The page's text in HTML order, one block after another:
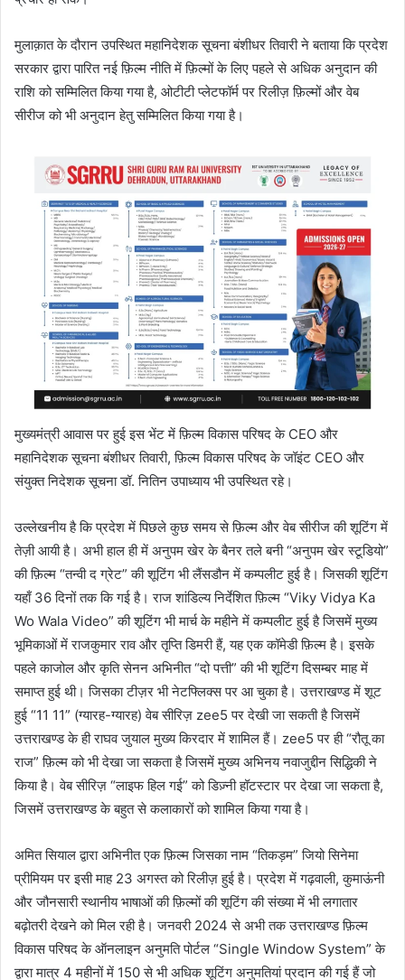
मुलाक़ात के दौरान उपस्थित महानिदेशक सूचना बंशीधर तिवारी ने बताया कि प्रदेश
सरकार द्वारा पारित नई फ़िल्म नीति में फ़िल्मों के लिए पहले से अधिक अनुदान की
राशि को सम्मिलित किया गया है, ओटीटी प्लेटफॉर्म पर रिलीज़ फ़िल्मों और वेब
सीरीज को भी अनुदान हेतु सम्मिलित किया गया है।
मुख्यमंत्री आवास पर हुई इस भेंट में फ़िल्म विकास परिषद के CEO और
महानिदेशक सूचना बंशीधर तिवारी, फ़िल्म विकास परिषद के जॉइंट CEO और
संयुक्त निदेशक सूचना डॉ. नितिन उपाध्याय भी उपस्थित रहे।
उल्लेखनीय है कि प्रदेश में पिछले कुछ समय से फ़िल्म और वेब सीरीज की शूटिंग में
तेज़ी आयी है। अभी हाल ही में अनुपम खेर के बैनर तले बनी “अनुपम खेर स्टूडियो”
की फ़िल्म “तन्वी द ग्रेट” की शूटिंग भी लैंसडौन में कम्पलीट हुई है। जिसकी शूटिंग
यहाँ 36 दिनों तक कि गई है। राज शांडिल्य निर्देशित फ़िल्म “Viky Vidya Ka
Wo Wala Video” की शूटिंग भी मार्च के महीने में कम्पलीट हुई है जिसमें मुख्य
भूमिकाओं में राजकुमार राव और तृप्ति डिमरी हैं, यह एक कॉमेडी फ़िल्म है। इसके
पहले काजोल और कृति सेनन अभिनीत “दो पत्ती” की भी शूटिंग दिसम्बर माह में
समाप्त हुई थी। जिसका टीज़र भी नेटफ्लिक्स पर आ चुका है। उत्तराखण्ड में शूट
हुई “11 11” (ग्यारह-ग्यारह) वेब सीरिज़ zee5 पर देखी जा सकती है जिसमें
उत्तराखण्ड के ही राघव जुयाल मुख्य किरदार में शामिल हैं। zee5 पर ही “रौतू का
राज” फ़िल्म को भी देखा जा सकता है जिसमें मुख्य अभिनय नवाजुद्दीन सिद्धिकी ने
किया है। वेब सीरिज़ “लाइफ हिल गई” को डिज़्नी हॉटस्टार पर देखा जा सकता है,
जिसमें उत्तराखण्ड के बहुत से कलाकारों को शामिल किया गया है।
अमित सियाल द्वारा अभिनीत एक फ़िल्म जिसका नाम “तिकड़म” जियो सिनेमा
प्रीमियम पर इसी माह 23 अगस्त को रिलीज़ हुई है। प्रदेश में गढ़वाली, कुमाऊंनी
और जौनसारी स्थानीय भाषाओं की फ़िल्मों की शूटिंग की संख्या में भी लगातार
बढ़ोतरी देखने को मिल रही है। जनवरी 2024 से अभी तक उत्तराखण्ड फ़िल्म
विकास परिषद के ऑनलाइन अनुमति पोर्टल “Single Window System” के
द्वारा मात्र 4 महीनों में 150 से भी अधिक शूटिंग अनुमतियां प्रदान की गई हैं जो